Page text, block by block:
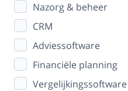
Nazorg & beheer
CRM
Adviessoftware
Financiële planning
Vergelijkingssoftware